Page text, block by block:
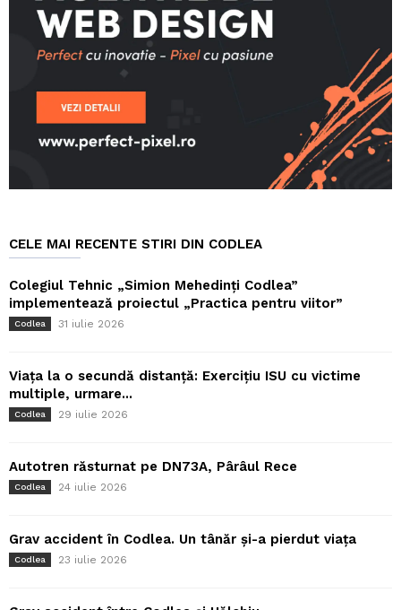
CELE MAI RECENTE STIRI DIN CODLEA
Colegiul Tehnic „Simion Mehedinți Codlea”
implementează proiectul „Practica pentru viitor”
Codlea 31 iulie 2026
Viața la o secundă distanță: Exercițiu ISU cu victime
multiple, urmare...
Codlea 29 iulie 2026
Autotren răsturnat pe DN73A, Pârâul Rece
Codlea 24 iulie 2026
Grav accident în Codlea. Un tânăr și-a pierdut viața
Codlea 23 iulie 2026